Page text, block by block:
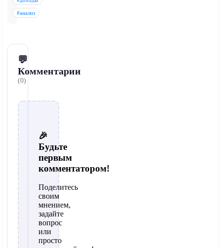
#анализ
💬
Комментарии
(0)
🎉
Будьте
первым
комментатором!
Поделитесь
своим
мнением,
задайте
вопрос
или
просто